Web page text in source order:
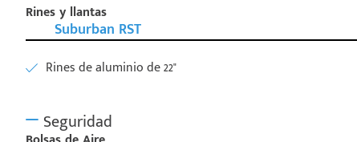
Rines y llantas
Suburban RST
Rines de aluminio de 22"
Seguridad